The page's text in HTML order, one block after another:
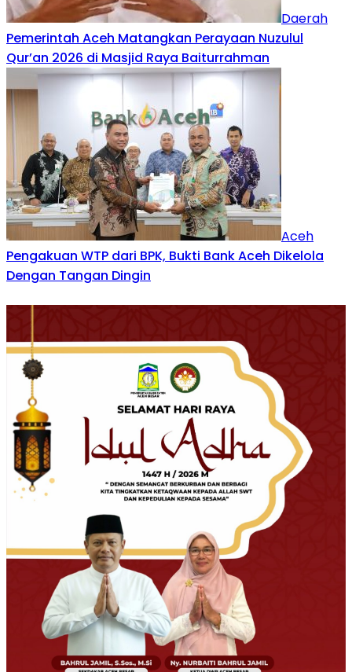
Daerah
Pemerintah Aceh Matangkan Perayaan Nuzulul
Qur’an 2026 di Masjid Raya Baiturrahman
Aceh
Pengakuan WTP dari BPK, Bukti Bank Aceh Dikelola
Dengan Tangan Dingin